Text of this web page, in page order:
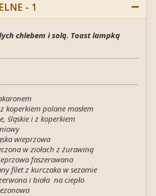
- 1
chlebem i solą. Toast lampką
koperkiem polane masłem
śląskie i z koperkiem
wieprzowa
w ziołach z żurawiną
faszerowana
filet z kurczaka w sezamie
i biała na ciepło